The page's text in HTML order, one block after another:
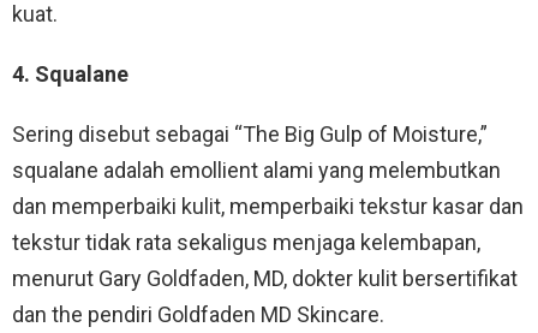
kuat.
4. Squalane
Sering disebut sebagai “The Big Gulp of Moisture,”
squalane adalah emollient alami yang melembutkan
dan memperbaiki kulit, memperbaiki tekstur kasar dan
tekstur tidak rata sekaligus menjaga kelembapan,
menurut Gary Goldfaden, MD, dokter kulit bersertifikat
dan the pendiri Goldfaden MD Skincare.